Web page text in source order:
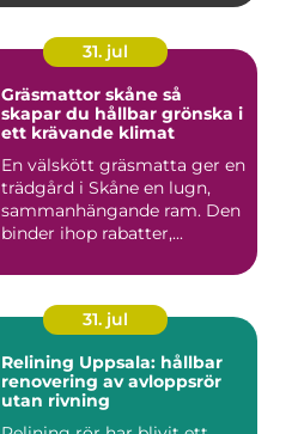
31. jul
Gräsmattor skåne så
skapar du hållbar grönska i
ett krävande klimat
En välskött gräsmatta ger en
trädgård i Skåne en lugn,
sammanhängande ram. Den
binder ihop rabatter,...
31. jul
Relining Uppsala: hållbar
renovering av avloppsrör
utan rivning